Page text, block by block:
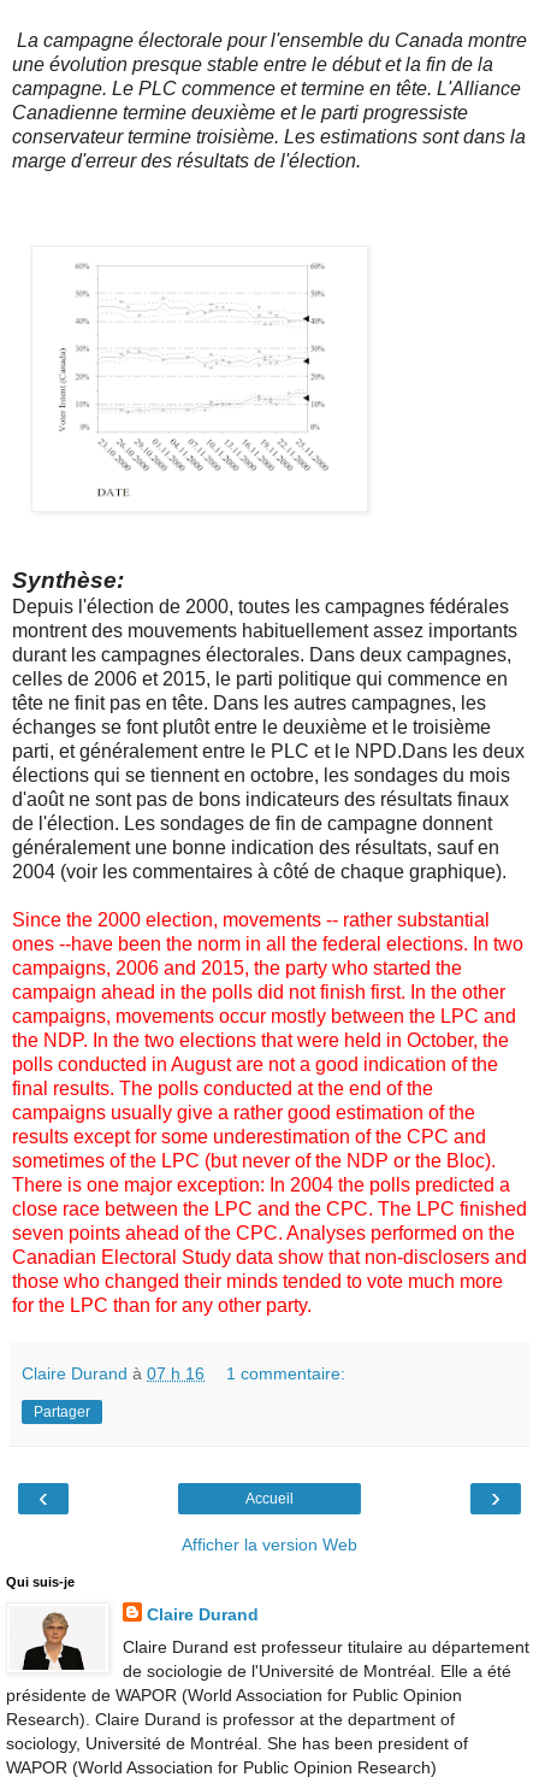
La campagne électorale pour l'ensemble du Canada montre
une évolution presque stable entre le début et la fin de la
campagne. Le PLC commence et termine en tête. L'Alliance
Canadienne termine deuxième et le parti progressiste
conservateur termine troisième. Les estimations sont dans la
marge d'erreur des résultats de l'élection.
Synthèse:
Depuis l'élection de 2000, toutes les campagnes fédérales
montrent des mouvements habituellement assez importants
durant les campagnes électorales. Dans deux campagnes,
celles de 2006 et 2015, le parti politique qui commence en
tête ne finit pas en tête. Dans les autres campagnes, les
échanges se font plutôt entre le deuxième et le troisième
parti, et généralement entre le PLC et le NPD.Dans les deux
élections qui se tiennent en octobre, les sondages du mois
d'août ne sont pas de bons indicateurs des résultats finaux
de l'élection. Les sondages de fin de campagne donnent
généralement une bonne indication des résultats, sauf en
2004 (voir les commentaires à côté de chaque graphique).
Since the 2000 election, movements -- rather substantial
ones --have been the norm in all the federal elections. In two
campaigns, 2006 and 2015, the party who started the
campaign ahead in the polls did not finish first. In the other
campaigns, movements occur mostly between the LPC and
the NDP. In the two elections that were held in October, the
polls conducted in August are not a good indication of the
final results. The polls conducted at the end of the
campaigns usually give a rather good estimation of the
results except for some underestimation of the CPC and
sometimes of the LPC (but never of the NDP or the Bloc).
There is one major exception: In 2004 the polls predicted a
close race between the LPC and the CPC. The LPC finished
seven points ahead of the CPC. Analyses performed on the
Canadian Electoral Study data show that non-disclosers and
those who changed their minds tended to vote much more
for the LPC than for any other party.
Claire Durand à 07 h 16 1 commentaire:
Partager
‹ ›
Accueil
Afficher la version Web
Qui suis-je
Claire Durand
Claire Durand est professeur titulaire au département
de sociologie de l'Université de Montréal. Elle a été
présidente de WAPOR (World Association for Public Opinion
Research). Claire Durand is professor at the department of
sociology, Université de Montréal. She has been president of
WAPOR (World Association for Public Opinion Research)